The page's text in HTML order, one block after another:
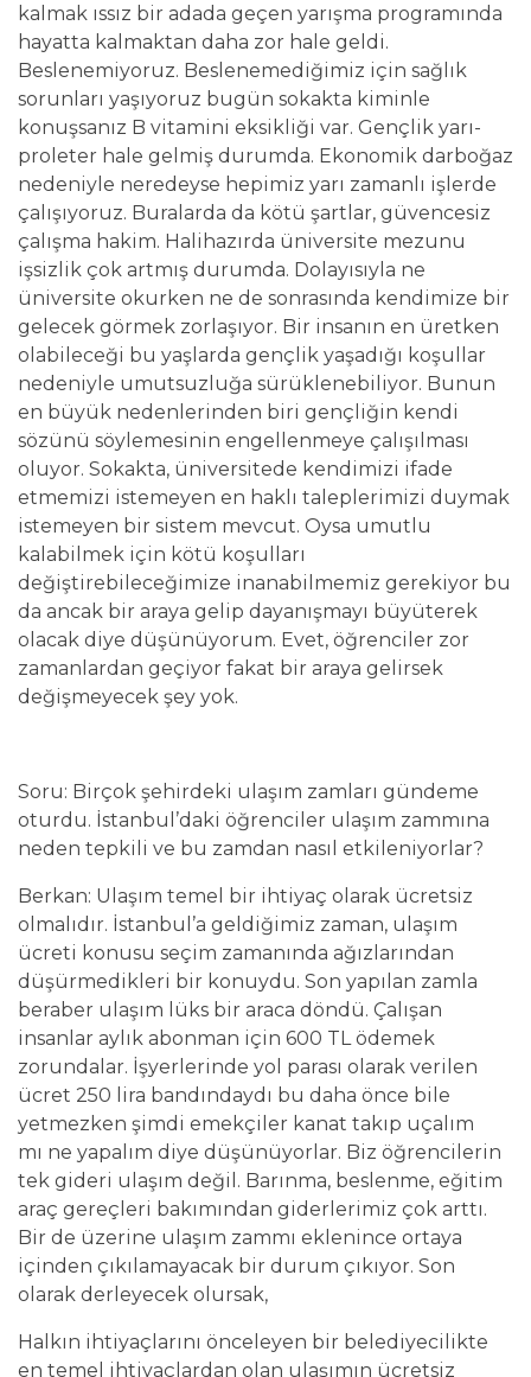
kalmak ıssız bir adada geçen yarışma programında
hayatta kalmaktan daha zor hale geldi.
Beslenemiyoruz. Beslenemediğimiz için sağlık
sorunları yaşıyoruz bugün sokakta kiminle
konuşsanız B vitamini eksikliği var. Gençlik yarı-
proleter hale gelmiş durumda. Ekonomik darboğaz
nedeniyle neredeyse hepimiz yarı zamanlı işlerde
çalışıyoruz. Buralarda da kötü şartlar, güvencesiz
çalışma hakim. Halihazırda üniversite mezunu
işsizlik çok artmış durumda. Dolayısıyla ne
üniversite okurken ne de sonrasında kendimize bir
gelecek görmek zorlaşıyor. Bir insanın en üretken
olabileceği bu yaşlarda gençlik yaşadığı koşullar
nedeniyle umutsuzluğa sürüklenebiliyor. Bunun
en büyük nedenlerinden biri gençliğin kendi
sözünü söylemesinin engellenmeye çalışılması
oluyor. Sokakta, üniversitede kendimizi ifade
etmemizi istemeyen en haklı taleplerimizi duymak
istemeyen bir sistem mevcut. Oysa umutlu
kalabilmek için kötü koşulları
değiştirebileceğimize inanabilmemiz gerekiyor bu
da ancak bir araya gelip dayanışmayı büyüterek
olacak diye düşünüyorum. Evet, öğrenciler zor
zamanlardan geçiyor fakat bir araya gelirsek
değişmeyecek şey yok.
Soru: Birçok şehirdeki ulaşım zamları gündeme
oturdu. İstanbul’daki öğrenciler ulaşım zammına
neden tepkili ve bu zamdan nasıl etkileniyorlar?
Berkan: Ulaşım temel bir ihtiyaç olarak ücretsiz
olmalıdır. İstanbul’a geldiğimiz zaman, ulaşım
ücreti konusu seçim zamanında ağızlarından
düşürmedikleri bir konuydu. Son yapılan zamla
beraber ulaşım lüks bir araca döndü. Çalışan
insanlar aylık abonman için 600 TL ödemek
zorundalar. İşyerlerinde yol parası olarak verilen
ücret 250 lira bandındaydı bu daha önce bile
yetmezken şimdi emekçiler kanat takıp uçalım
mı ne yapalım diye düşünüyorlar. Biz öğrencilerin
tek gideri ulaşım değil. Barınma, beslenme, eğitim
araç gereçleri bakımından giderlerimiz çok arttı.
Bir de üzerine ulaşım zammı eklenince ortaya
içinden çıkılamayacak bir durum çıkıyor. Son
olarak derleyecek olursak,
Halkın ihtiyaçlarını önceleyen bir belediyecilikte
en temel ihtiyaçlardan olan ulaşımın ücretsiz